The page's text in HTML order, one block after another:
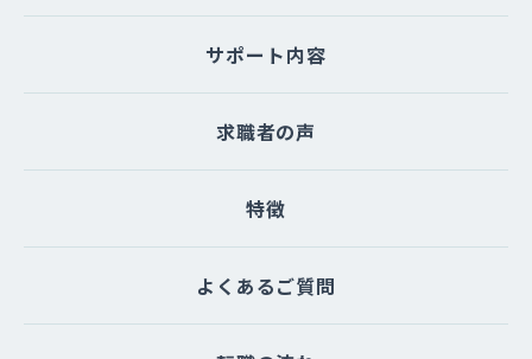
サポート内容
求職者の声
特徴
よくあるご質問